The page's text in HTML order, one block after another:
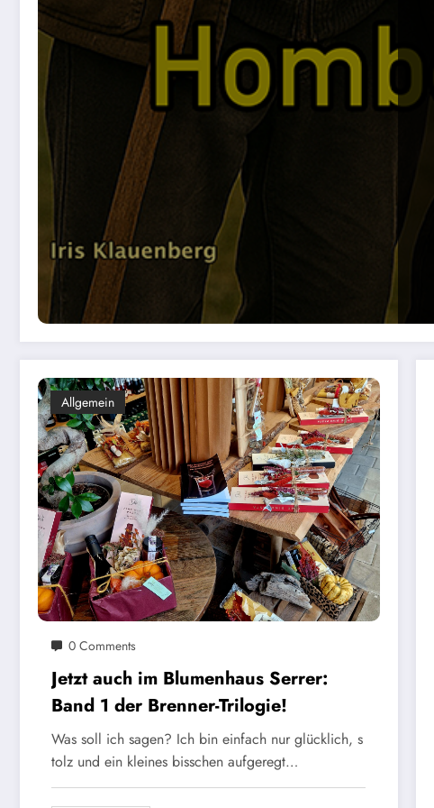
Allgemein
0 Comments
Jetzt auch im Blumenhaus Serrer:
Band 1 der Brenner-Trilogie!
Was soll ich sagen? Ich bin einfach nur glücklich, s
tolz und ein kleines bisschen aufgeregt…